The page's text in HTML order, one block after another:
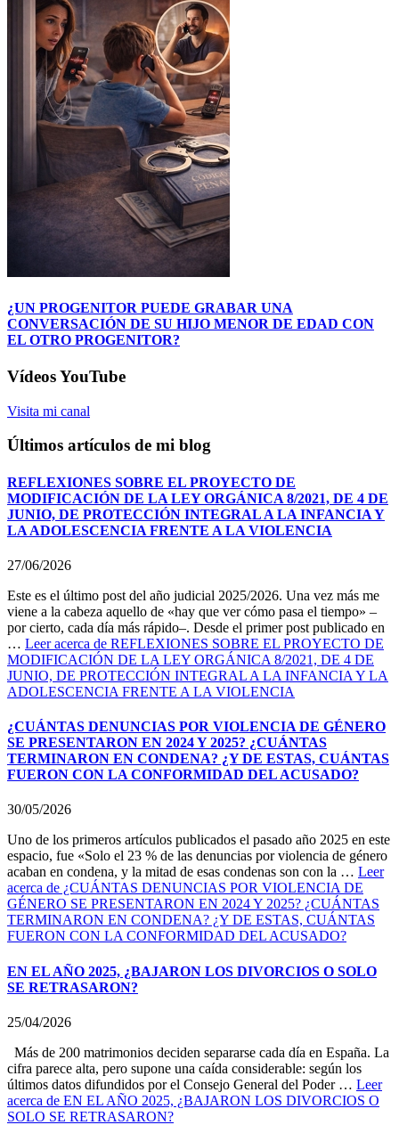
¿UN PROGENITOR PUEDE GRABAR UNA
CONVERSACIÓN DE SU HIJO MENOR DE EDAD CON
EL OTRO PROGENITOR?
Vídeos YouTube
Visita mi canal
Últimos artículos de mi blog
REFLEXIONES SOBRE EL PROYECTO DE
MODIFICACIÓN DE LA LEY ORGÁNICA 8/2021, DE 4 DE
JUNIO, DE PROTECCIÓN INTEGRAL A LA INFANCIA Y
LA ADOLESCENCIA FRENTE A LA VIOLENCIA
27/06/2026
Este es el último post del año judicial 2025/2026. Una vez más me
viene a la cabeza aquello de «hay que ver cómo pasa el tiempo» –
por cierto, cada día más rápido–. Desde el primer post publicado en
… Leeracerca de REFLEXIONES SOBRE EL PROYECTO DE
MODIFICACIÓN DE LA LEY ORGÁNICA 8/2021, DE 4 DE
JUNIO, DE PROTECCIÓN INTEGRAL A LA INFANCIA Y LA
ADOLESCENCIA FRENTE A LA VIOLENCIA
¿CUÁNTAS DENUNCIAS POR VIOLENCIA DE GÉNERO
SE PRESENTARON EN 2024 Y 2025? ¿CUÁNTAS
TERMINARON EN CONDENA? ¿Y DE ESTAS, CUÁNTAS
FUERON CON LA CONFORMIDAD DEL ACUSADO?
30/05/2026
Uno de los primeros artículos publicados el pasado año 2025 en este
espacio, fue «Solo el 23 % de las denuncias por violencia de género
acaban en condena, y la mitad de esas condenas son con la … Leer
acerca de ¿CUÁNTAS DENUNCIAS POR VIOLENCIA DE
GÉNERO SE PRESENTARON EN 2024 Y 2025? ¿CUÁNTAS
TERMINARON EN CONDENA? ¿Y DE ESTAS, CUÁNTAS
FUERON CON LA CONFORMIDAD DEL ACUSADO?
EN EL AÑO 2025, ¿BAJARON LOS DIVORCIOS O SOLO
SE RETRASARON?
25/04/2026
Más de 200 matrimonios deciden separarse cada día en España. La
cifra parece alta, pero supone una caída considerable: según los
últimos datos difundidos por el Consejo General del Poder … Leer
acerca de EN EL AÑO 2025, ¿BAJARON LOS DIVORCIOS O
SOLO SE RETRASARON?